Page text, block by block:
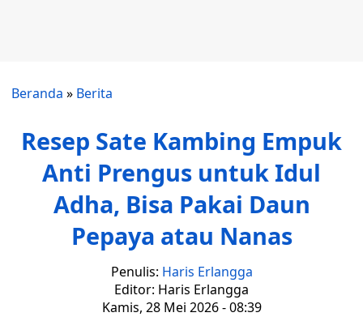
Beranda » Berita
Resep Sate Kambing Empuk
Anti Prengus untuk Idul
Adha, Bisa Pakai Daun
Pepaya atau Nanas
Penulis: Haris Erlangga
Editor: Haris Erlangga
Kamis, 28 Mei 2026 - 08:39